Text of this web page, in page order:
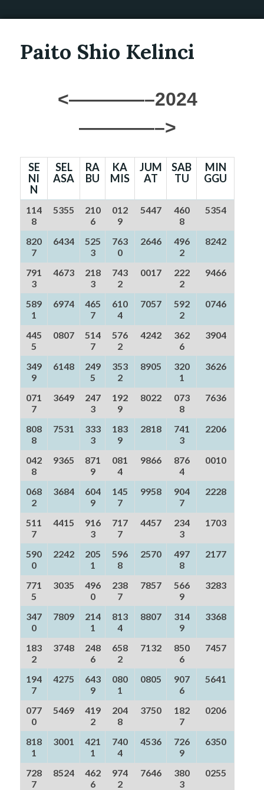
Paito Shio Kelinci
<————–2024
————–>
SE
NI
N
SEL
ASA
RA
BU
KA
MIS
JUM
AT
SAB
TU
MIN
GGU
114
8
5355
210
6
012
9
5447
460
8
5354
820
7
6434
525
3
763
0
2646
496
2
8242
791
3
4673
218
3
743
2
0017
222
2
9466
589
1
6974
465
7
610
4
7057
592
2
0746
445
5
0807
514
7
576
2
4242
362
6
3904
349
9
6148
249
5
353
2
8905
320
1
3626
071
7
3649
247
3
192
9
8022
073
8
7636
808
8
7531
333
3
183
9
2818
741
3
2206
042
8
9365
871
9
081
4
9866
876
4
0010
068
2
3684
604
9
145
7
9958
904
7
2228
511
7
4415
916
3
717
7
4457
234
3
1703
590
0
2242
205
1
596
8
2570
497
8
2177
771
5
3035
496
0
238
7
7857
566
9
3283
347
0
7809
214
1
813
4
8807
314
9
3368
183
2
3748
248
6
658
2
7132
850
6
7457
194
7
4275
643
9
080
1
0805
907
6
5641
077
0
5469
419
2
204
8
3750
182
7
0206
818
1
3001
421
1
740
4
4536
726
9
6350
728
7
8524
462
6
974
2
7646
380
3
0255